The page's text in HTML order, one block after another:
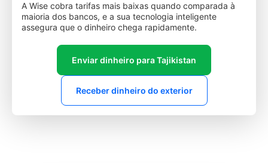
A Wise cobra tarifas mais baixas quando comparada à
maioria dos bancos, e a sua tecnologia inteligente
assegura que o dinheiro chega rapidamente.
Enviar dinheiro para Tajikistan
Receber dinheiro do exterior